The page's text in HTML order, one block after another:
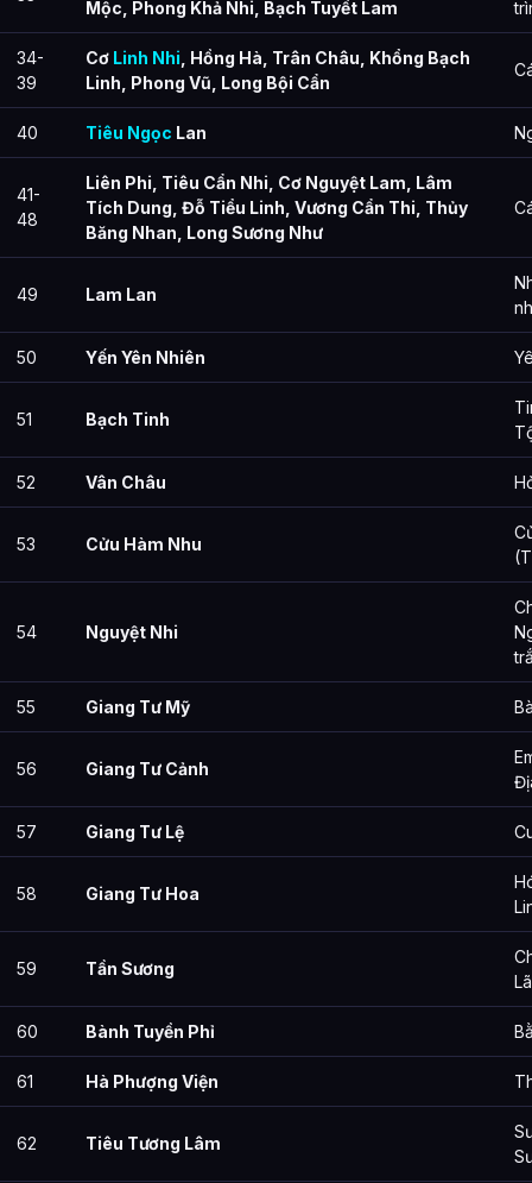
Mộc, Phong Khả Nhi, Bạch Tuyết Lam
34-
39
Cơ Linh Nhi, Hồng Hà, Trân Châu, Khổng Bạch
Linh, Phong Vũ, Long Bội Cẩn
40 Tiêu Ngọc Lan
41-
48
Liên Phi, Tiêu Cẩn Nhi, Cơ Nguyệt Lam, Lâm
Tích Dung, Đỗ Tiểu Linh, Vương Cẩn Thi, Thủy
Băng Nhan, Long Sương Như
49 Lam Lan
50 Yến Yên Nhiên
51 Bạch Tinh
52 Vân Châu
53 Cửu Hàm Nhu
54 Nguyệt Nhi
55 Giang Tư Mỹ
56 Giang Tư Cảnh
57 Giang Tư Lệ
58 Giang Tư Hoa
59 Tần Sương
60 Bành Tuyền Phỉ
61 Hà Phượng Viện
62 Tiêu Tương Lâm